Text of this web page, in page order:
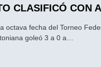
CLASIFICÓ CON
octava fecha del Torneo
goleó 3 a 0 a…